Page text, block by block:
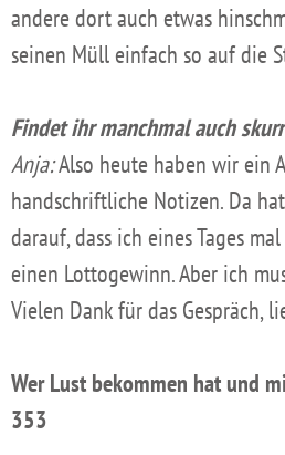
andere dort auch etwas
seinen Müll einfach so auf die
Findet ihr manchmal auch
Anja:Also heute haben wir ein
handschriftliche Notizen. Da
darauf, dass ich eines Tages
einen Lottogewinn. Aber ich
Vielen Dank für das Gespräch,
Wer Lust bekommen hat und
353